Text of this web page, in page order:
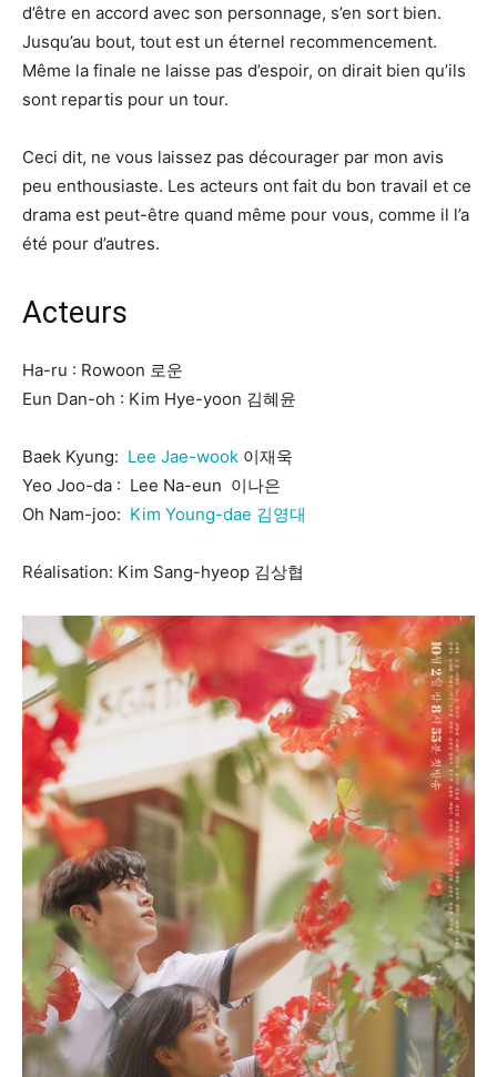
d’être en accord avec son personnage, s’en sort bien.
Jusqu’au bout, tout est un éternel recommencement.
Même la finale ne laisse pas d’espoir, on dirait bien qu’ils
sont repartis pour un tour.
Ceci dit, ne vous laissez pas décourager par mon avis
peu enthousiaste. Les acteurs ont fait du bon travail et ce
drama est peut-être quand même pour vous, comme il l’a
été pour d’autres.
Acteurs
Ha-ru : Rowoon 로운
Eun Dan-oh : Kim Hye-yoon 김혜윤
Baek Kyung: Lee Jae-wook 이재욱
Yeo Joo-da : Lee Na-eun 이나은
Oh Nam-joo: Kim Young-dae 김영대
Réalisation: Kim Sang-hyeop 김상협